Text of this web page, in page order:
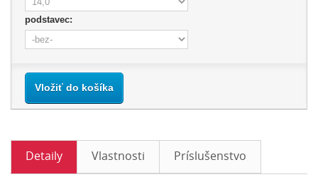
podstavec:
Vložiť do košíka
Detaily Vlastnosti Príslušenstvo